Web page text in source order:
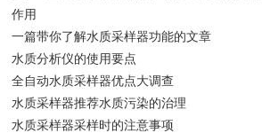
作用
一篇带你了解水质采样器功能的文章
水质分析仪的使用要点
全自动水质采样器优点大调查
水质采样器推荐水质污染的治理
水质采样器采样时的注意事项